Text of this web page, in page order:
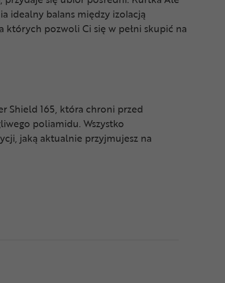
idealny balans między izolacją
których pozwoli Ci się w pełni skupić na
Shield 165, która chroni przed
poliamidu. Wszystko
jaką aktualnie przyjmujesz na